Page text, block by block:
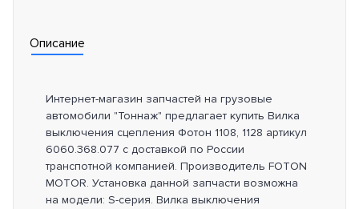
Описание
Интернет-магазин запчастей на грузовые
автомобили "Тоннаж" предлагает купить Вилка
выключения сцепления Фотон 1108, 1128 артикул
6060.368.077 с доставкой по России
транспотной компанией. Производитель FOTON
MOTOR. Установка данной запчасти возможна
на модели: S-серия. Вилка выключения